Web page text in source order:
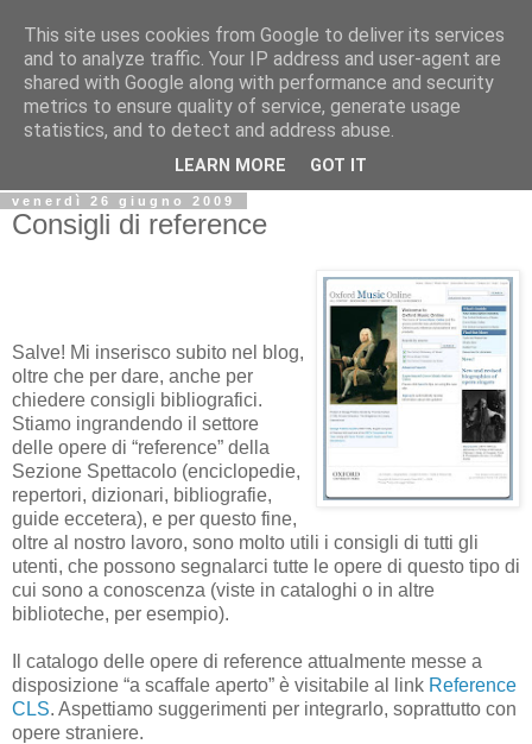
Biblio@rti in
Il Blog della Biblioteca di Area delle arti per condividere
informazioni iniziative incontri
venerdì 26 giugno 2009
Consigli di reference
Salve! Mi inserisco subito nel blog,
oltre che per dare, anche per
chiedere consigli bibliografici.
Stiamo ingrandendo il settore
delle opere di “reference” della
Sezione Spettacolo (enciclopedie,
repertori, dizionari, bibliografie,
guide eccetera), e per questo fine,
oltre al nostro lavoro, sono molto utili i consigli di tutti gli
utenti, che possono segnalarci tutte le opere di questo tipo di
cui sono a conoscenza (viste in cataloghi o in altre
biblioteche, per esempio).
Il catalogo delle opere di reference attualmente messe a
disposizione “a scaffale aperto” è visitabile al link Reference
CLS. Aspettiamo suggerimenti per integrarlo, soprattutto con
opere straniere.
This site uses cookies from Google to deliver its services
and to analyze traffic. Your IP address and user-agent are
shared with Google along with performance and security
metrics to ensure quality of service, generate usage
statistics, and to detect and address abuse.
LEARN MORE GOT IT